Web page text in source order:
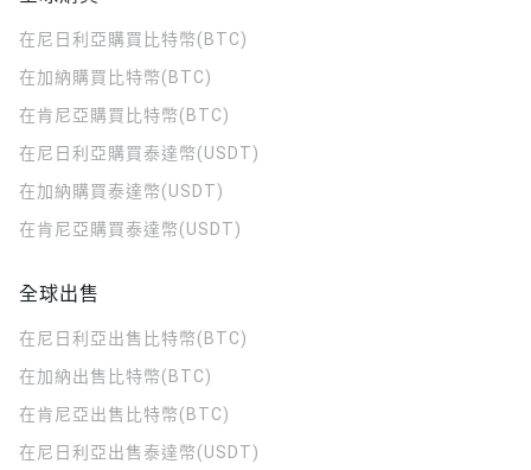
在尼日利亞購買比特幣(BTC)
在加納購買比特幣(BTC)
在肯尼亞購買比特幣(BTC)
在尼日利亞購買泰達幣(USDT)
在加納購買泰達幣(USDT)
在肯尼亞購買泰達幣(USDT)
全球出售
在尼日利亞出售比特幣(BTC)
在加納出售比特幣(BTC)
在肯尼亞出售比特幣(BTC)
在尼日利亞出售泰達幣(USDT)